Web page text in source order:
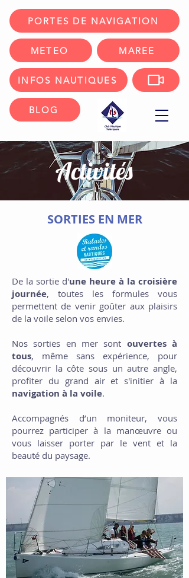
MAREE
PORTES DE NAVIGATION
METEO
INFOS NAUTIQUES
BLOG
Activités
SORTIES EN MER
De la sortie d'une heure à la croisière
journée, toutes les formules vous
permettent de venir goûter aux plaisirs
de la voile selon vos envies.
Nos sorties en mer sont ouvertes à
tous, même sans expérience, pour
découvrir la côte sous un autre angle,
profiter du grand air et s'initier à la
navigation à la voile.
Accompagnés d’un moniteur, vous
pourrez participer à la manœuvre ou
vous laisser porter par le vent et la
beauté du paysage.